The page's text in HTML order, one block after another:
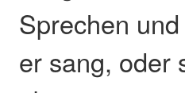
Sprechen
er sang, oder